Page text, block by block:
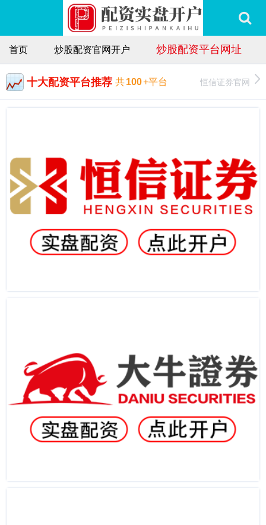
首页 炒股配资官网开户 炒股配资平台网址
十大配资平台推荐 共100+平台 恒信证券官网